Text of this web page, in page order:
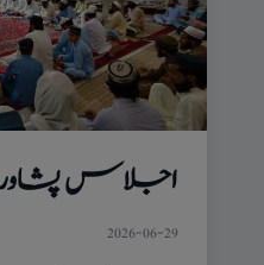
اجلاس پشاور
2026-06-29